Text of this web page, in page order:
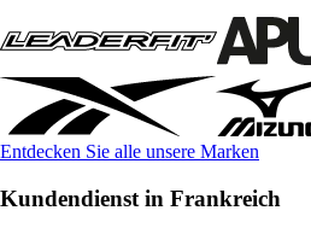
Entdecken Sie alle unsere Marken
Kundendienst in Frankreich